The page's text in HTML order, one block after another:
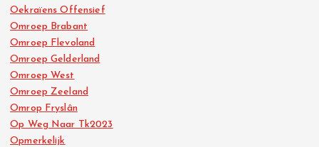
Oekraïens Offensief
Omroep Brabant
Omroep Flevoland
Omroep Gelderland
Omroep West
Omroep Zeeland
Omrop Fryslân
Op Weg Naar Tk2023
Opmerkelijk